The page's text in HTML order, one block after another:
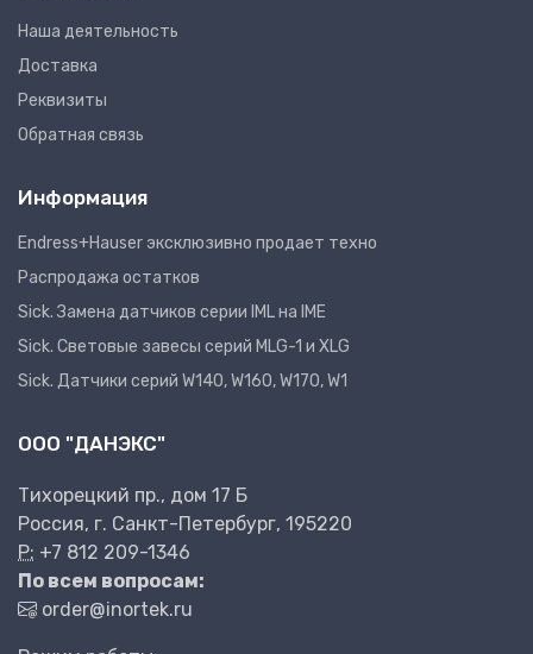
Наша деятельность
Доставка
Реквизиты
Обратная связь
Информация
Endress+Hauser эксклюзивно продает техно
Распродажа остатков
Sick. Замена датчиков серии IML на IME
Sick. Световые завесы серий MLG-1 и XLG
Sick. Датчики серий W140, W160, W170, W1
ООО "ДАНЭКС"
Тихорецкий пр., дом 17 Б
Россия, г. Санкт-Петербург, 195220
P: +7 812 209-1346
По всем вопросам:
order@inortek.ru